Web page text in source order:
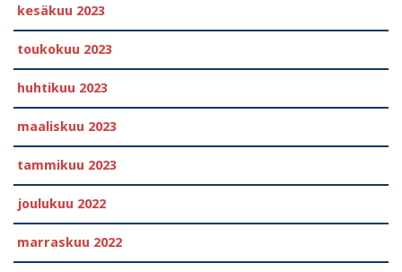
kesäkuu 2023
toukokuu 2023
huhtikuu 2023
maaliskuu 2023
tammikuu 2023
joulukuu 2022
marraskuu 2022